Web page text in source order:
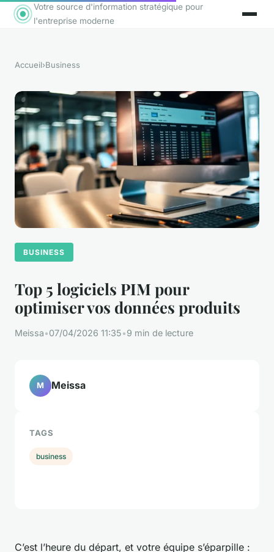
Votre source d'information stratégique pour
l'entreprise moderne
Accueil›Business
BUSINESS
Top 5 logiciels PIM pour
optimiser vos données produits
Meissa•07/04/2026 11:35•9 min de lecture
C’est l’heure du départ, et votre équipe s’éparpille :
M Meissa
TAGS
business